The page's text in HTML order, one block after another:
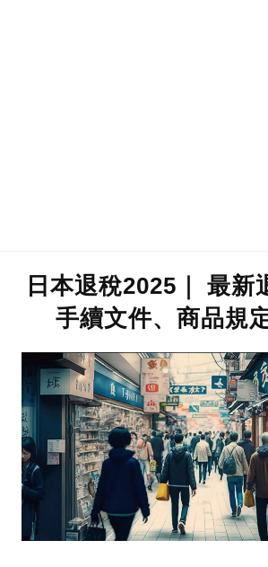
日本退稅2025｜ 最新
手續文件、商品規